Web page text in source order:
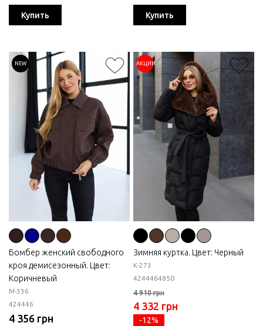
Купить Купить
NEW
Бомбер женский свободного
кроя демисезонный. Цвет:
Коричневый
М-336
424446
4 356 грн
АКЦИИ
Зимняя куртка. Цвет: Черный
К-273
42444648 50
4 910 грн
4 332 грн
-12%